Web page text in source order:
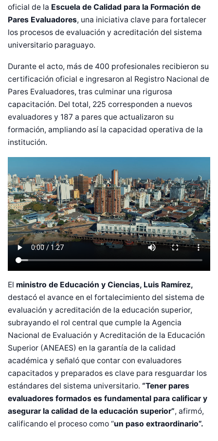
oficial de la Escuela de Calidad para la Formación de
Pares Evaluadores, una iniciativa clave para fortalecer
los procesos de evaluación y acreditación del sistema
universitario paraguayo.
Durante el acto, más de 400 profesionales recibieron su
certificación oficial e ingresaron al Registro Nacional de
Pares Evaluadores, tras culminar una rigurosa
capacitación. Del total, 225 corresponden a nuevos
evaluadores y 187 a pares que actualizaron su
formación, ampliando así la capacidad operativa de la
institución.
El ministro de Educación y Ciencias, Luis Ramírez,
destacó el avance en el fortalecimiento del sistema de
evaluación y acreditación de la educación superior,
subrayando el rol central que cumple la Agencia
Nacional de Evaluación y Acreditación de la Educación
Superior (ANEAES) en la garantía de la calidad
académica y señaló que contar con evaluadores
capacitados y preparados es clave para resguardar los
estándares del sistema universitario. “Tener pares
evaluadores formados es fundamental para calificar y
asegurar la calidad de la educación superior”, afirmó,
calificando el proceso como “un paso extraordinario”.